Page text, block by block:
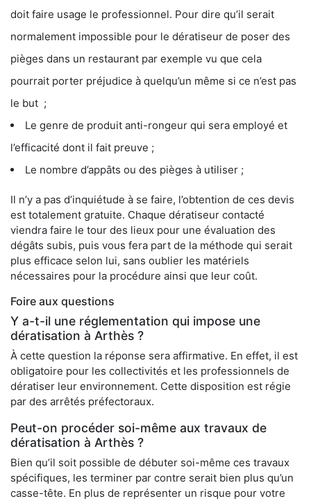
doit faire usage le professionnel. Pour dire qu’il serait
normalement impossible pour le dératiseur de poser des
pièges dans un restaurant par exemple vu que cela
pourrait porter préjudice à quelqu’un même si ce n’est pas
le but ;
Le genre de produit anti-rongeur qui sera employé et
l’efficacité dont il fait preuve ;
Le nombre d’appâts ou des pièges à utiliser ;
Il n’y a pas d’inquiétude à se faire, l’obtention de ces devis
est totalement gratuite. Chaque dératiseur contacté
viendra faire le tour des lieux pour une évaluation des
dégâts subis, puis vous fera part de la méthode qui serait
plus efficace selon lui, sans oublier les matériels
nécessaires pour la procédure ainsi que leur coût.
Foire aux questions
Y a-t-il une réglementation qui impose une
dératisation à Arthès ?
À cette question la réponse sera affirmative. En effet, il est
obligatoire pour les collectivités et les professionnels de
dératiser leur environnement. Cette disposition est régie
par des arrêtés préfectoraux.
Peut-on procéder soi-même aux travaux de
dératisation à Arthès ?
Bien qu’il soit possible de débuter soi-même ces travaux
spécifiques, les terminer par contre serait bien plus qu’un
casse-tête. En plus de représenter un risque pour votre